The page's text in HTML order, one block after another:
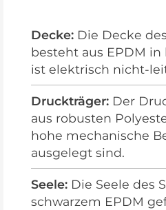
Decke: Die Decke
besteht aus EPDM
ist elektrisch nicht-
Druckträger: Der
aus robusten
hohe mechanische
ausgelegt sind.
Seele: Die Seele des
schwarzem EPDM